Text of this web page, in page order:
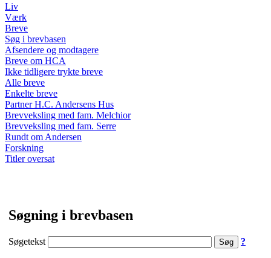
Liv
Værk
Breve
Søg i brevbasen
Afsendere og modtagere
Breve om HCA
Ikke tidligere trykte breve
Alle breve
Enkelte breve
Partner H.C. Andersens Hus
Brevveksling med fam. Melchior
Brevveksling med fam. Serre
Rundt om Andersen
Forskning
Titler oversat
Søgning i brevbasen
Søgetekst ?